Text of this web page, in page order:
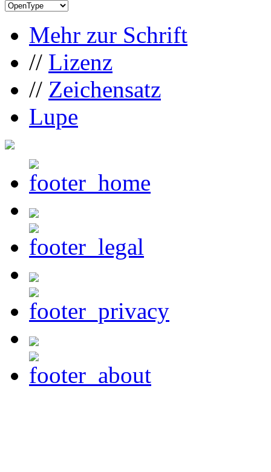
Mehr zur Schrift
// Lizenz
// Zeichensatz
Lupe